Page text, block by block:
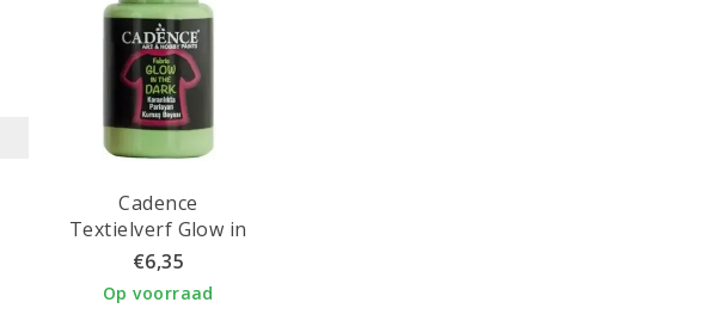
Cadence
Textielverf Glow in
the Dark 50ml Dark
€6,35
Op voorraad